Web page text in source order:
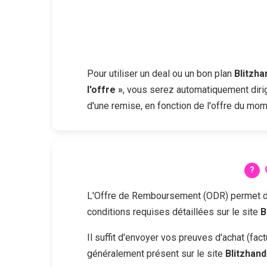
Pour utiliser un deal ou un bon plan
l'offre », vous serez automatiquement
d'une remise, en fonction de l'offre du
L'Offre de Remboursement (ODR)
conditions requises détaillées sur le site
Il suffit d'envoyer vos preuves d'achat
généralement présent sur le site